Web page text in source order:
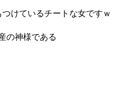
けているチートな女ですｗ
の神様である